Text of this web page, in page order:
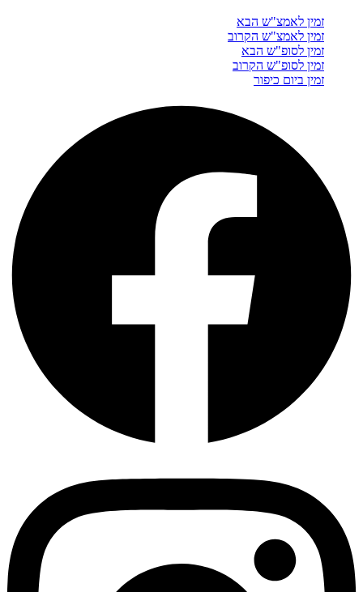
זמין לאמצ"ש הבא
זמין לאמצ"ש הקרוב
זמין לסופ"ש הבא
זמין לסופ"ש הקרוב
זמין ביום כיפור